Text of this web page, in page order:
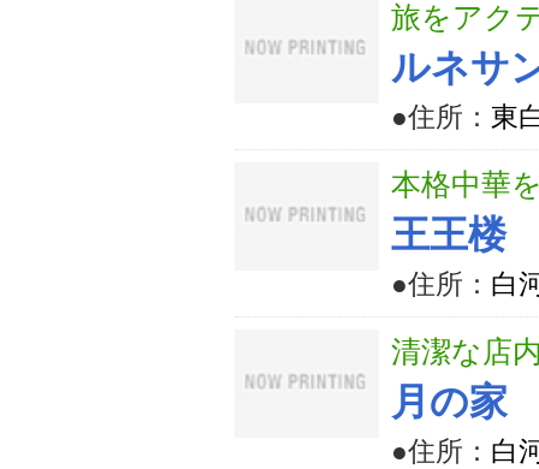
旅をアク
ルネサ
●住所： 東
本格中華
王王楼
●住所： 白
清潔な店
月の家
●住所： 白